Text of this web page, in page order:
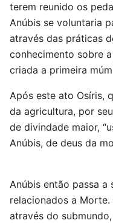
terem reunido os
Anúbis se voluntaria
através das práticas
conhecimento sobre
criada a primeira
Após este ato Osíris,
da agricultura, por
de divindade maior,
Anúbis, de deus da
Anúbis então passa
relacionados a Morte.
através do